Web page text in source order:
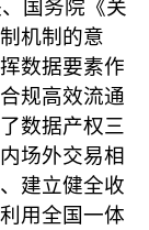
国务院《关
机制的意
数据要素作
规高效流通
数据产权三
场外交易相
建立健全收
用全国一体